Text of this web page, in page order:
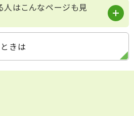
人はこんなページも見
きは